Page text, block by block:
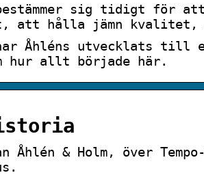
sig tidigt för
att hålla jämn kvalitet,
Åhléns utvecklats till
hur allt började här.
& Holm, över Tempo-